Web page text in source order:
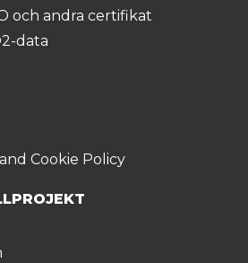
och andra certifikat
data
Cookie Policy